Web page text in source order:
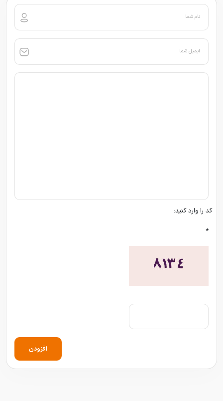
نام شما
ایمیل شما
کد را وارد کنید:
*
افزودن